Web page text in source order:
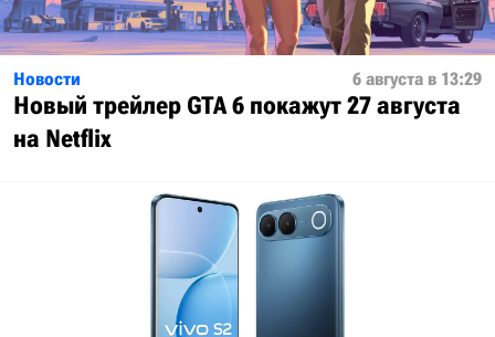
Новости 6 августа в 13:29
Новый трейлер GTA 6 покажут 27 августа
на Netflix